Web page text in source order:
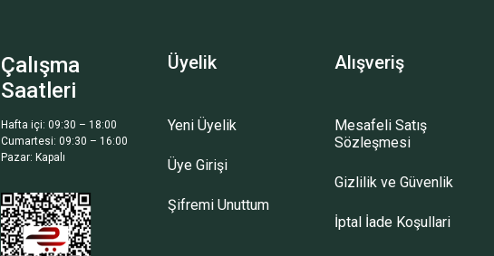
Çalışma
Saatleri
Hafta içi: 09:30 – 18:00
Cumartesi: 09:30 – 16:00
Pazar: Kapalı
Üyelik
Yeni Üyelik
Üye Girişi
Şifremi Unuttum
Alışveriş
Mesafeli Satış
Sözleşmesi
Gizlilik ve Güvenlik
İptal İade Koşullari